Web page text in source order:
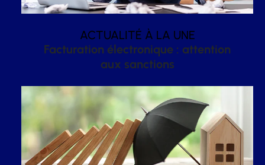
ACTUALITÉ À LA UNE
Facturation électronique : attention
aux sanctions